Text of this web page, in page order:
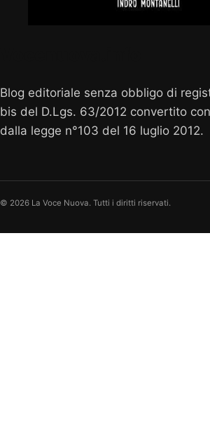
Blog editoriale senza obbligo di
bis del D.Lgs. 63/2012 convertito
dalla legge n°103 del 16 luglio 2012.
© 2026 La Voce Nuova. Tutti i diritti riservati.